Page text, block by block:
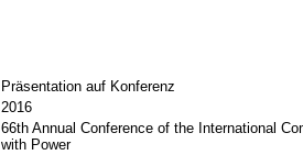
Präsentation auf Konferenz
2016
66th Annual Conference of the International
with Power